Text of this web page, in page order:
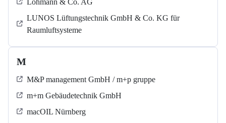
Lohmann & Co. AG
LUNOS Lüftungstechnik GmbH & Co. KG für
Raumluftsysteme
M
M&P management GmbH / m+p gruppe
m+m Gebäudetechnik GmbH
macOIL Nürnberg